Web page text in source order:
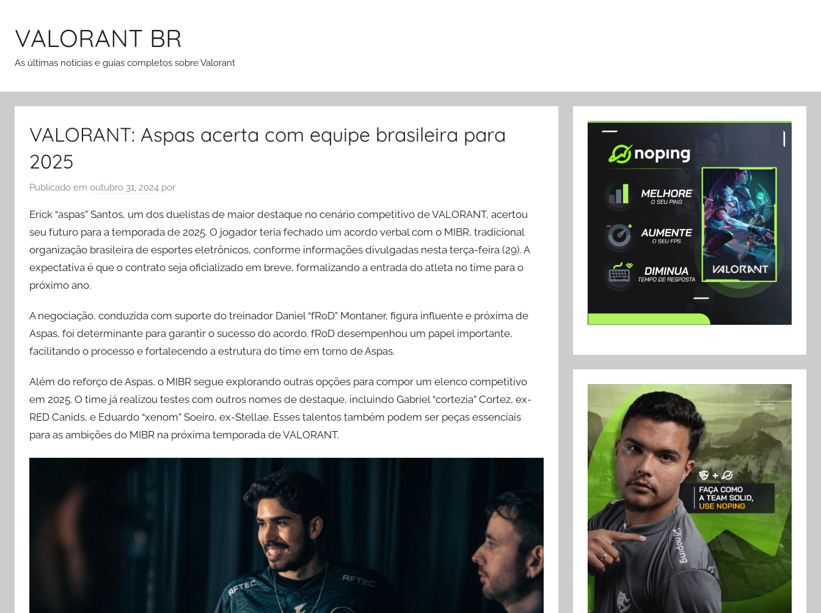
conteúdo
VALORANT BR
As últimas notícias e guias completos sobre Valorant
VALORANT: Aspas acerta com equipe brasileira para
2025
Publicado em outubro 31, 2024 por
Erick “aspas” Santos, um dos duelistas de maior destaque no cenário competitivo de VALORANT, acertou
seu futuro para a temporada de 2025. O jogador teria fechado um acordo verbal com o MIBR, tradicional
organização brasileira de esportes eletrônicos, conforme informações divulgadas nesta terça-feira (29). A
expectativa é que o contrato seja oficializado em breve, formalizando a entrada do atleta no time para o
próximo ano.
A negociação, conduzida com suporte do treinador Daniel “fRoD” Montaner, figura influente e próxima de
Aspas, foi determinante para garantir o sucesso do acordo. fRoD desempenhou um papel importante,
facilitando o processo e fortalecendo a estrutura do time em torno de Aspas.
Além do reforço de Aspas, o MIBR segue explorando outras opções para compor um elenco competitivo
em 2025. O time já realizou testes com outros nomes de destaque, incluindo Gabriel “cortezia” Cortez, ex-
RED Canids, e Eduardo “xenom” Soeiro, ex-Stellae. Esses talentos também podem ser peças essenciais
para as ambições do MIBR na próxima temporada de VALORANT.